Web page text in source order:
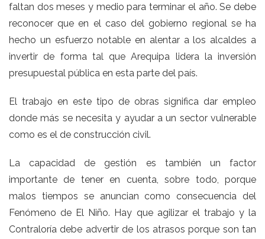
faltan dos meses y medio para terminar el año. Se debe
reconocer que en el caso del gobierno regional se ha
hecho un esfuerzo notable en alentar a los alcaldes a
invertir de forma tal que Arequipa lidera la inversión
presupuestal pública en esta parte del país.
El trabajo en este tipo de obras significa dar empleo
donde más se necesita y ayudar a un sector vulnerable
como es el de construcción civil.
La capacidad de gestión es también un factor
importante de tener en cuenta, sobre todo, porque
malos tiempos se anuncian como consecuencia del
Fenómeno de El Niño. Hay que agilizar el trabajo y la
Contraloría debe advertir de los atrasos porque son tan